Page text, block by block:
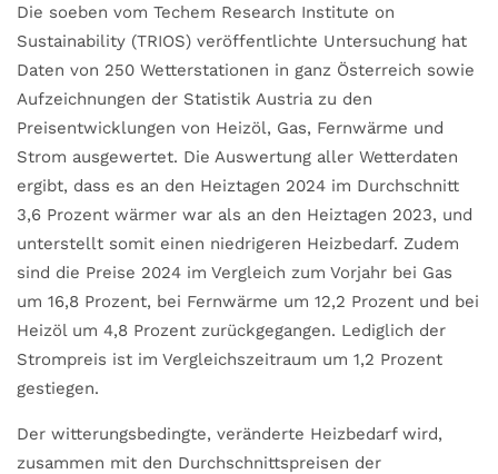
Die soeben vom Techem Research Institute on
Sustainability (TRIOS) veröffentlichte Untersuchung hat
Daten von 250 Wetterstationen in ganz Österreich sowie
Aufzeichnungen der Statistik Austria zu den
Preisentwicklungen von Heizöl, Gas, Fernwärme und
Strom ausgewertet. Die Auswertung aller Wetterdaten
ergibt, dass es an den Heiztagen 2024 im Durchschnitt
3,6 Prozent wärmer war als an den Heiztagen 2023, und
unterstellt somit einen niedrigeren Heizbedarf. Zudem
sind die Preise 2024 im Vergleich zum Vorjahr bei Gas
um 16,8 Prozent, bei Fernwärme um 12,2 Prozent und bei
Heizöl um 4,8 Prozent zurückgegangen. Lediglich der
Strompreis ist im Vergleichszeitraum um 1,2 Prozent
gestiegen.
Der witterungsbedingte, veränderte Heizbedarf wird,
zusammen mit den Durchschnittspreisen der